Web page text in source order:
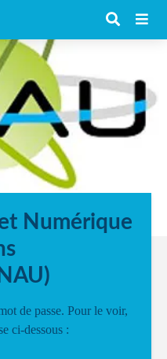
Numérique
de passe. Pour le voir,
ci-dessous :